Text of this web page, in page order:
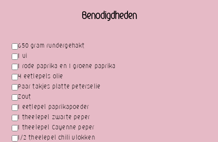
Benodigdheden
650 gram rundergehakt
1 ui
1 rode paprika en 1 groene paprika
4 eetlepels olie
Paar takjes platte peterselie
Zout
1 eetlepel paprikapoeder
1 theelepel zwarte peper
1 theelepel Cayenne peper
1/2 theelepel chili vlokken